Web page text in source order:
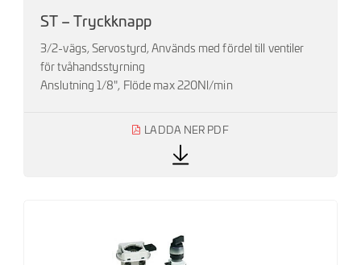
ST – Tryckknapp
3/2-vägs, Servostyrd, Används med fördel till ventiler
för tvåhandsstyrning
Anslutning 1/8", Flöde max 220Nl/min
LADDA NER PDF